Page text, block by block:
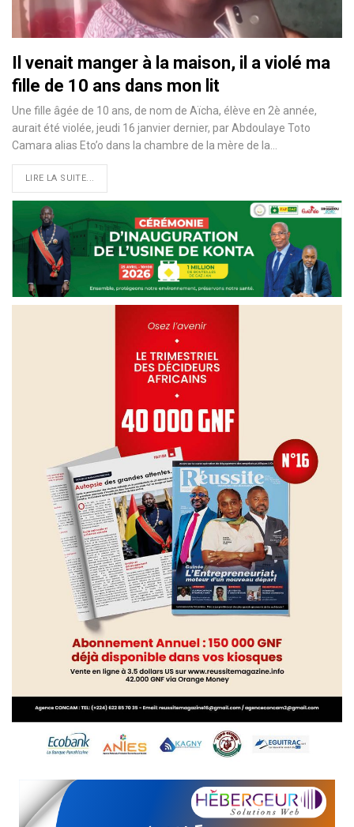
Il venait manger à la maison, il a violé ma
fille de 10 ans dans mon lit
Une fille âgée de 10 ans, de nom de Aïcha, élève en 2è année,
aurait été violée, jeudi 16 janvier dernier, par Abdoulaye Toto
Camara alias Eto’o dans la chambre de la mère de la
LIRE LA SUITE...